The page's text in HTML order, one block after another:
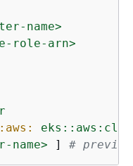
name>
role-arn>
name> ] #